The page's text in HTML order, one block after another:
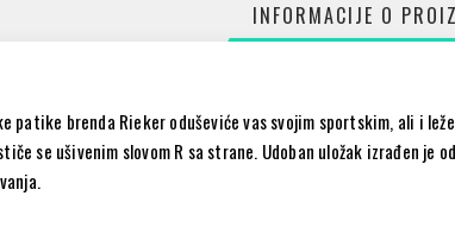
INFORMACIJE O
patike brenda Rieker oduševiće vas svojim sportskim, ali i
se ušivenim slovom R sa strane. Udoban uložak izrađen je